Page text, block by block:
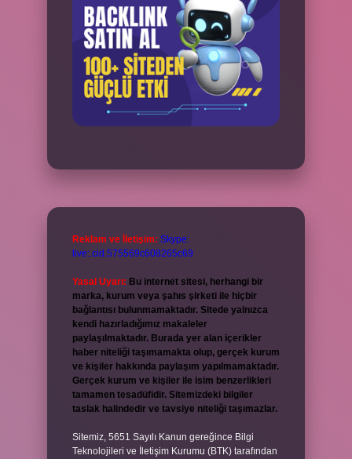
Reklam ve İletişim: Skype:
live:.cid.575569c608265c69
Yasal Uyarı: Bu internet sitesi, herhangi bir
marka, kurum veya şahıs şirketi ile hiçbir
bağlantısı bulunmamaktadır. Sitede yalnızca
kendi hazırladığımız makaleler
paylaşılmaktadır. Burada yer alan içerikler
haber niteliği taşımamakta olup, gerçek kurum
ve kişiler hakkında paylaşım yapılmamaktadır.
Gerçek kurum ve kişiler ile isim benzerlikleri
tamamen tesadüfidir. Sitemizdeki bilgiler
taslak halindedir ve tavsiye niteliği taşımazlar.
Sitemiz, 5651 Sayılı Kanun gereğince Bilgi
Teknolojileri ve İletişim Kurumu (BTK) tarafından